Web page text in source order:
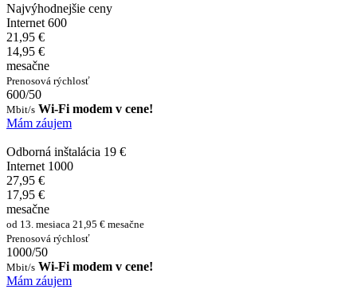
Najvýhodnejšie ceny
Internet 600
21,95 €
14,95 €
mesačne
Prenosová rýchlosť
600/50
Mbit/s Wi-Fi modem v cene!
Mám záujem
Odborná inštalácia 19 €
Internet 1000
27,95 €
17,95 €
mesačne
od 13. mesiaca 21,95 € mesačne
Prenosová rýchlosť
1000/50
Mbit/s Wi-Fi modem v cene!
Mám záujem